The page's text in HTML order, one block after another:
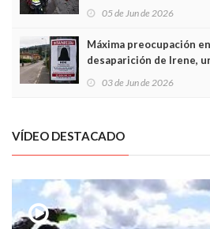
05 de Jun de 2026
Máxima preocupación
desaparición de Irene,
03 de Jun de 2026
VÍDEO DESTACADO